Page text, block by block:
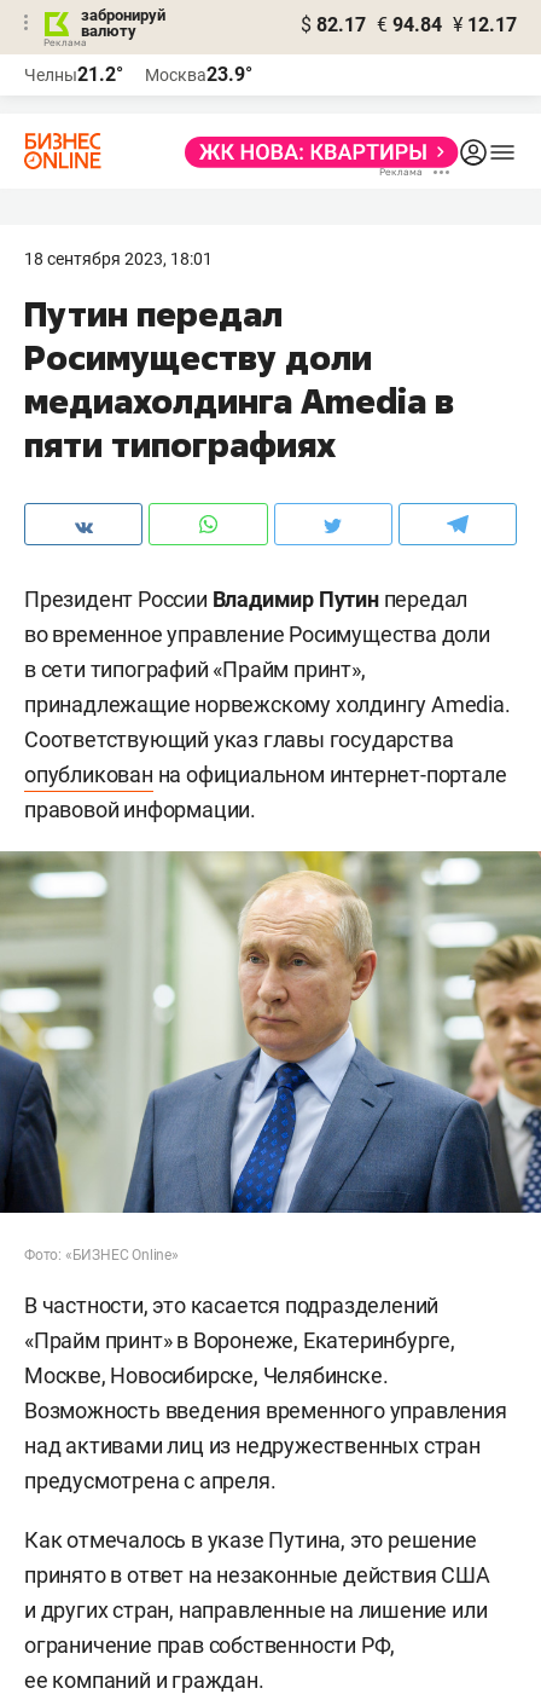
забронируй
валюту
$ 82.17 € 94.84 ¥ 12.17
Челны21.2° Москва23.9°
18 сентября 2023, 18:01
Путин передал
Росимуществу доли
медиахолдинга Amedia в
пяти типографиях
Президент России Владимир Путинпередал
во временное управление Росимущества доли
в сети типографий «Прайм принт»,
принадлежащие норвежскому холдингу Amedia.
Соответствующий указ главы государства
опубликован на официальном интернет-портале
правовой информации.
Фото: «БИЗНЕС Online»
В частности, это касается подразделений
«Прайм принт» в Воронеже, Екатеринбурге,
Москве, Новосибирске, Челябинске.
Возможность введения временного управления
над активами лиц из недружественных стран
предусмотрена с апреля.
Как отмечалось в указе Путина, это решение
принято в ответ на незаконные действия США
и других стран, направленные на лишение или
ограничение прав собственности РФ,
ее компаний и граждан.